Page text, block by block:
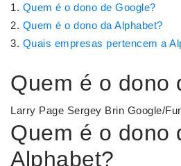
Quem é o dono de Google?
Quem é o dono da Alphabet?
Quais empresas pertencem a
Quem é o dono
Larry Page Sergey Brin Google/
Quem é o dono
Alphabet?